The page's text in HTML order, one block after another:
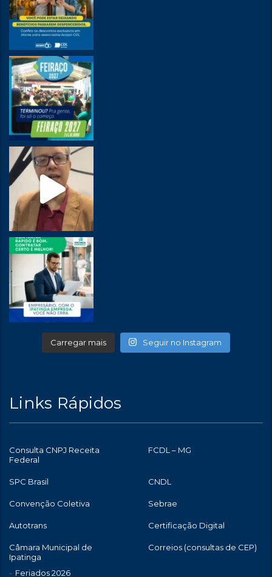
Carregar mais Seguir no Instagram
Links Rápidos
Consulta CNPJ Receita
Federal
FCDL – MG
SPC Brasil CNDL
Convenção Coletiva Sebrae
Autotrans Certificação Digital
Câmara Municipal de
Ipatinga
Feriados 2026
Correios (consultas de CEP)